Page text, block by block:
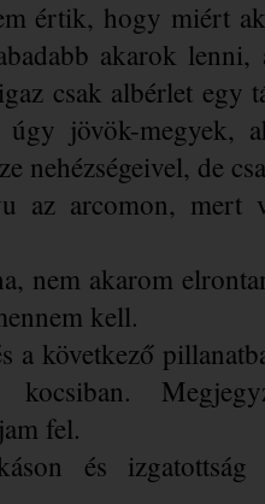
értik, hogy miért
akarok
csak albérlet egy
jövök-megyek,
nehézségeivel, de
az arcomon, mert
nem akarom
kell.
a következő
fel.
és